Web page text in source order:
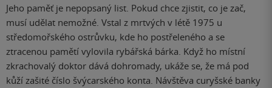
Jeho paměť je nepopsaný list. Pokud chce zjistit, co je zač,
musí udělat nemožné. Vstal z mrtvých v létě 1975 u
středomořského ostrůvku, kde ho postřeleného a se
ztracenou pamětí vylovila rybářská bárka. Když ho místní
zkrachovalý doktor dává dohromady, ukáže se, že má pod
kůží zašité číslo švýcarského konta. Návštěva curyšské banky